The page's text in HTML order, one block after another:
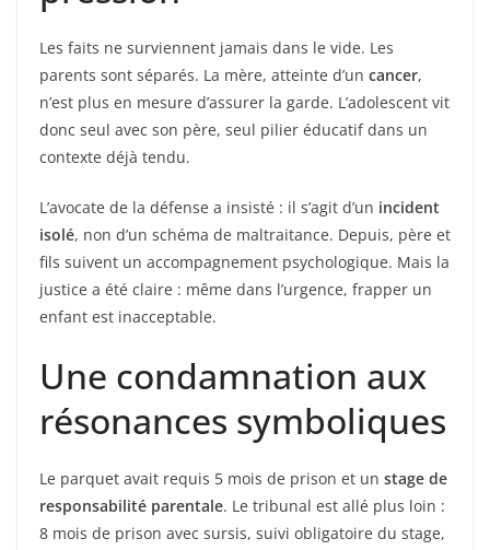
Les faits ne surviennent jamais dans le vide. Les
parents sont séparés. La mère, atteinte d’un cancer,
n’est plus en mesure d’assurer la garde. L’adolescent vit
donc seul avec son père, seul pilier éducatif dans un
contexte déjà tendu.
L’avocate de la défense a insisté : il s’agit d’un incident
isolé, non d’un schéma de maltraitance. Depuis, père et
fils suivent un accompagnement psychologique. Mais la
justice a été claire : même dans l’urgence, frapper un
enfant est inacceptable.
Une condamnation aux
résonances symboliques
Le parquet avait requis 5 mois de prison et un stage de
responsabilité parentale. Le tribunal est allé plus loin :
8 mois de prison avec sursis, suivi obligatoire du stage,